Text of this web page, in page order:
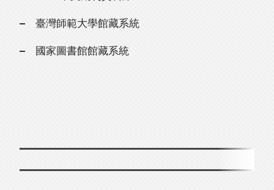
臺灣師範大學館藏系統
國家圖書館館藏系統